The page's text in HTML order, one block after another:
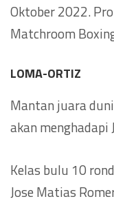
Oktober 2022.
Matchroom
LOMA-ORTIZ
Mantan juara
akan menghadapi
Kelas bulu 10
Jose Matias